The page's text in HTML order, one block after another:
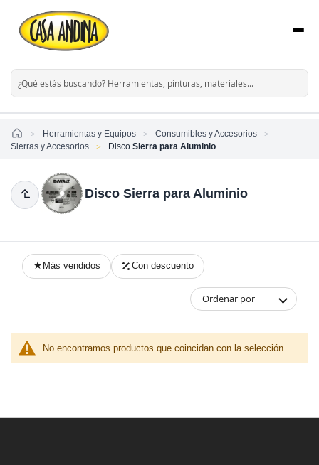
HomeHerramientas y Equipos
Consumibles y Accesorios
Sierras y Accesorios
Disco Sierra para Aluminio
Disco Sierra para Aluminio
Más vendidos Con descuento
Ordenar por
No encontramos productos que coincidan con la selección.